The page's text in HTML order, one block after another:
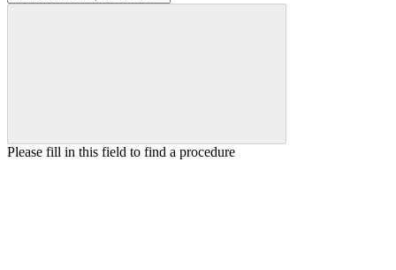
Please fill in this field to find a procedure